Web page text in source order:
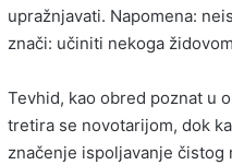
upražnjavati. Napomena:
znači: učiniti nekoga
Tevhid, kao obred poznat u
tretira se novotarijom, dok
značenje ispoljavanje čistog